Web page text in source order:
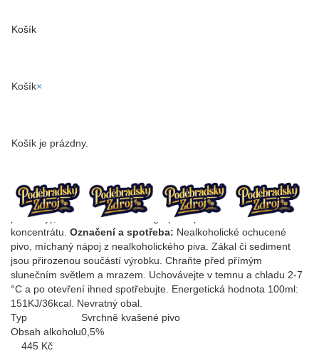
Košík
Košík×
Košík je prázdny.
a citrusové aroma v chuti s výrazně nižší hořkostí.
Složení: nealkoholické pivo 50%, míchaný nápoj z
nealkoholického piva, (pitná voda,ječné slady
, chmelové
produkty), 10% ovocná šťáva z grepovo-pomerančového
koncentrátu. Označení a spotřeba: Nealkoholické ochucené
pivo, míchaný nápoj z nealkoholického piva. Zákal či sediment
jsou přirozenou součástí výrobku. Chraňte před přímým
slunečním světlem a mrazem. Uchovávejte v temnu a chladu 2-7
°C a po otevření ihned spotřebujte. Energetická hodnota 100ml:
151KJ/36kcal. Nevratný obal.
Typ
Svrchně kvašené pivo
Obsah alkoholu0,5%
445 Kč